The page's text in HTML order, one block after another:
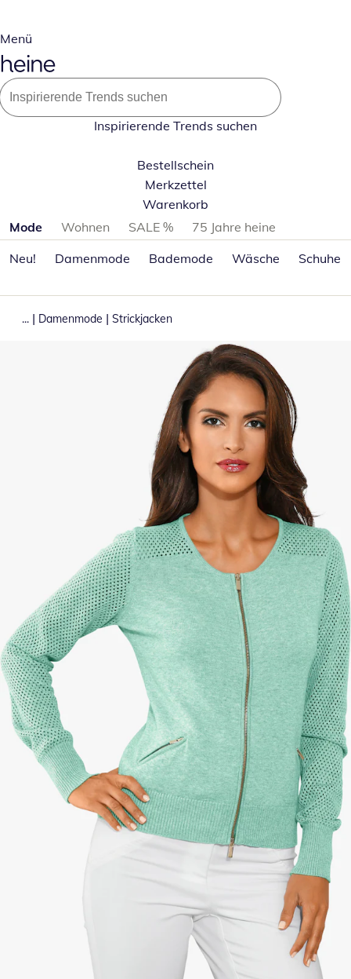
Menü
Inspirierende Trends suchen
Bestellschein
Merkzettel
Warenkorb
Produktkategorien überspringen
Mode Wohnen SALE %
75 Jahre heine
Neu!
Damenmode Bademode Wäsche Schuhe
... | Damenmode | Strickjacken